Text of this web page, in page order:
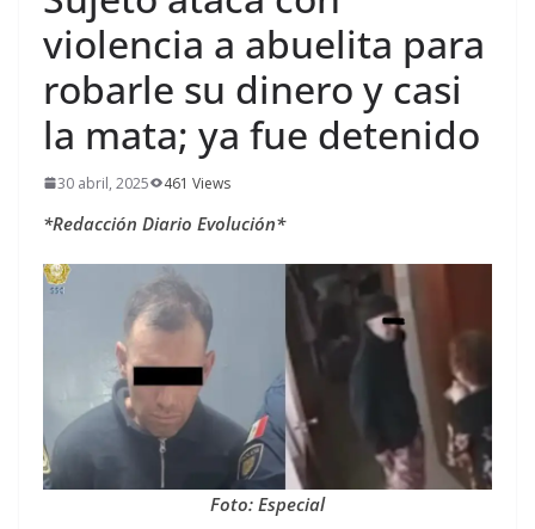
violencia a abuelita para
robarle su dinero y casi
la mata; ya fue detenido
30 abril, 2025 461 Views
*Redacción Diario Evolución*
Foto: Especial